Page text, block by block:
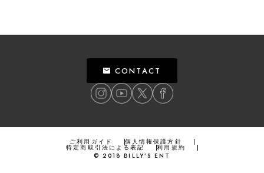
CONTACT
ご利用ガイド 個人情報保護方針
特定商取引法による表記
利用規約
© 2018 BILLY’S ENT